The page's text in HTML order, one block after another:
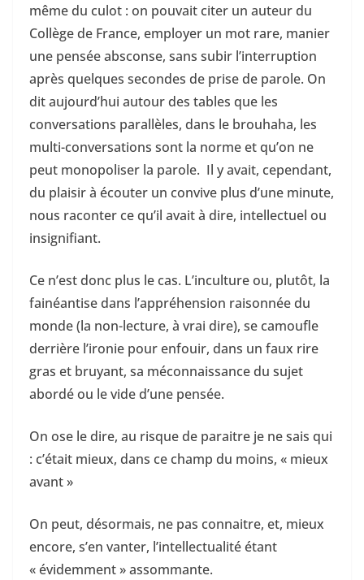
même du culot : on pouvait citer un auteur du
Collège de France, employer un mot rare, manier
une pensée absconse, sans subir l’interruption
après quelques secondes de prise de parole. On
dit aujourd’hui autour des tables que les
conversations parallèles, dans le brouhaha, les
multi-conversations sont la norme et qu’on ne
peut monopoliser la parole. Il y avait, cependant,
du plaisir à écouter un convive plus d’une minute,
nous raconter ce qu’il avait à dire, intellectuel ou
insignifiant.
Ce n’est donc plus le cas. L’inculture ou, plutôt, la
fainéantise dans l’appréhension raisonnée du
monde (la non-lecture, à vrai dire), se camoufle
derrière l’ironie pour enfouir, dans un faux rire
gras et bruyant, sa méconnaissance du sujet
abordé ou le vide d’une pensée.
On ose le dire, au risque de paraitre je ne sais qui
: c’était mieux, dans ce champ du moins, « mieux
avant »
On peut, désormais, ne pas connaitre, et, mieux
encore, s’en vanter, l’intellectualité étant
« évidemment » assommante.